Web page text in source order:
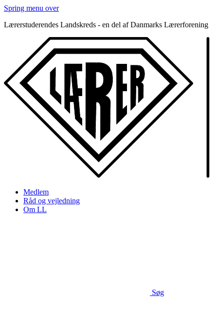
Spring menu over
Lærerstuderendes Landskreds - en del af Danmarks Lærerforening
Medlem
Råd og vejledning
Om LL
Søg